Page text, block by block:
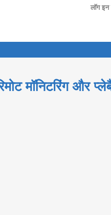
लॉग
मॉनिटरिंग और